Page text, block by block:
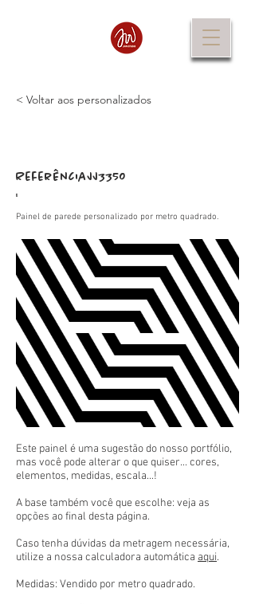
< Voltar aos personalizados
Referência
:
JJ3350
Painel de parede personalizado por metro quadrado.
Este painel é uma sugestão do nosso portfólio,
mas você pode alterar o que quiser... cores,
elementos, medidas, escala...!
A base também você que escolhe: veja as
opções ao final desta página.
Caso tenha dúvidas da metragem necessária,
utilize a nossa calculadora automática aqui.
Medidas: Vendido por metro quadrado.